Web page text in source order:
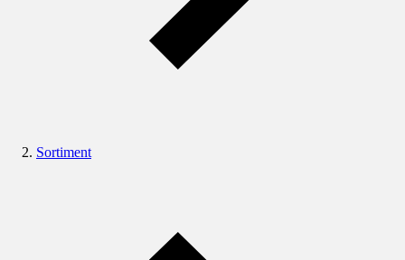
Sortiment